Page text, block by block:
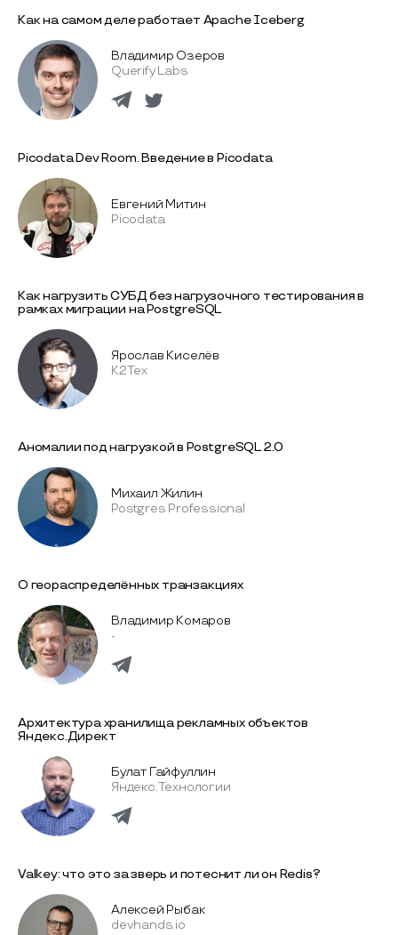
Как на самом деле работает Apache Iceberg
Владимир Озеров
Querify Labs
Picodata Dev Room. Введение в Picodata
Евгений Митин
Picodata
Как нагрузить СУБД без нагрузочного тестирования в
рамках миграции на PostgreSQL
Ярослав Киселёв
К2Тех
Аномалии под нагрузкой в PostgreSQL 2.0
Михаил Жилин
Postgres Professional
О геораспределённых транзакциях
Владимир Комаров
-
Архитектура хранилища рекламных объектов
Яндекс.Директ
Булат Гайфуллин
Яндекс.Технологии
Valkey: что это за зверь и потеснит ли он Redis?
Алексей Рыбак
devhands.io